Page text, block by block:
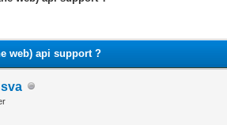
web) api support ?